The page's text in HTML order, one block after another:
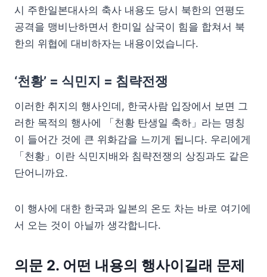
시 주한일본대사의 축사 내용도 당시 북한의 연평도
공격을 맹비난하면서 한미일 삼국이 힘을 합쳐서 북
한의 위협에 대비하자는 내용이었습니다.
‘천황’ = 식민지 = 침략전쟁
이러한 취지의 행사인데, 한국사람 입장에서 보면 그
러한 목적의 행사에 「천황 탄생일 축하」라는 명칭
이 들어간 것에 큰 위화감을 느끼게 됩니다. 우리에게
「천황」이란 식민지배와 침략전쟁의 상징과도 같은
단어니까요.
이 행사에 대한 한국과 일본의 온도 차는 바로 여기에
서 오는 것이 아닐까 생각합니다.
의문 2. 어떤 내용의 행사이길래 문제